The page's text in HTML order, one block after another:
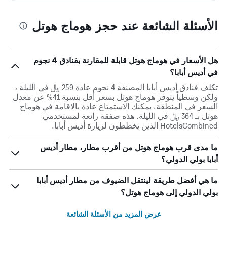
الأسئلة الشائعة عند حجز هوماج هوتل
هل الأسعار في هوماج هوتل قابلة للمقارنة بفنادق 4 نجوم
في أديس أبابا؟
تكلف فنادق أديس أبابا المصنفة 4 نجوم عادة 259 ﷼ في الليلة ،
ولكن وسطياً يتوفر هوماج هوتل بسعر أقل بنسبة 41% عن معدل
السعر في المنطقة. يمكنك الاستمتاع عادة بالاقامة في هوماج
هوتل بـ 364 ﷼ في الليلة. هذه صفقة رائعة لمستخدمي
HotelsCombined الذين يخططون لزيارة أديس أبابا.
ما مدى قرب هوماج هوتل من أقرب مطار، مطار أديس
أبابا بولي الدولي؟
ما هي أفضل طريقة لينتقل الضيوف من مطار أديس أبابا
بولي الدولي إلى هوماج هوتل؟
عرض المزيد من الأسئلة الشائعة